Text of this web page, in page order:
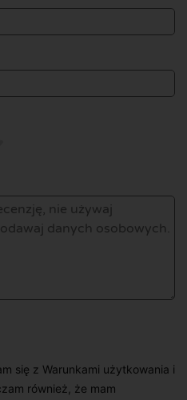
się z Warunkami użytkowania i
również, że mam